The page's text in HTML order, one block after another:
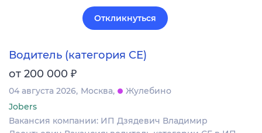
Откликнуться
Водитель (категория СЕ)
от 200 000 ₽
04 августа 2026 Москва
Жулебино
Jobers
Вакансия компании: ИП Дзядевич Владимир